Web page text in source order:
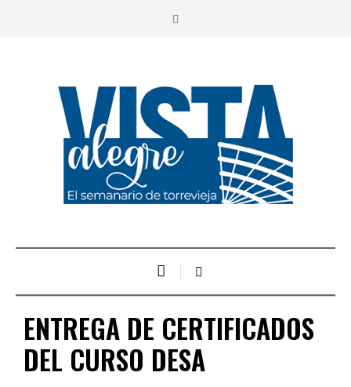
ENTREGA DE CERTIFICADOS
DEL CURSO DESA